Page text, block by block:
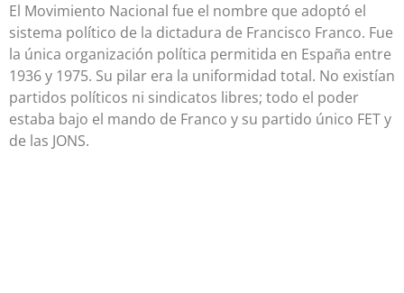
El Movimiento Nacional fue el nombre que adoptó el
sistema político de la dictadura de Francisco Franco. Fue
la única organización política permitida en España entre
1936 y 1975. Su pilar era la uniformidad total. No existían
partidos políticos ni sindicatos libres; todo el poder
estaba bajo el mando de Franco y su partido único FET y
de las JONS.